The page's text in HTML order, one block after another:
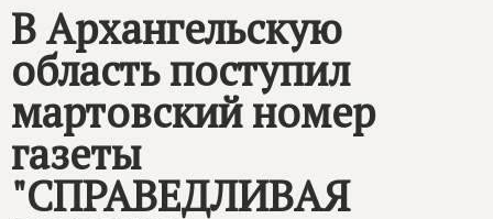
В Архангельскую
область поступил
мартовский номер
газеты
"СПРАВЕДЛИВАЯ